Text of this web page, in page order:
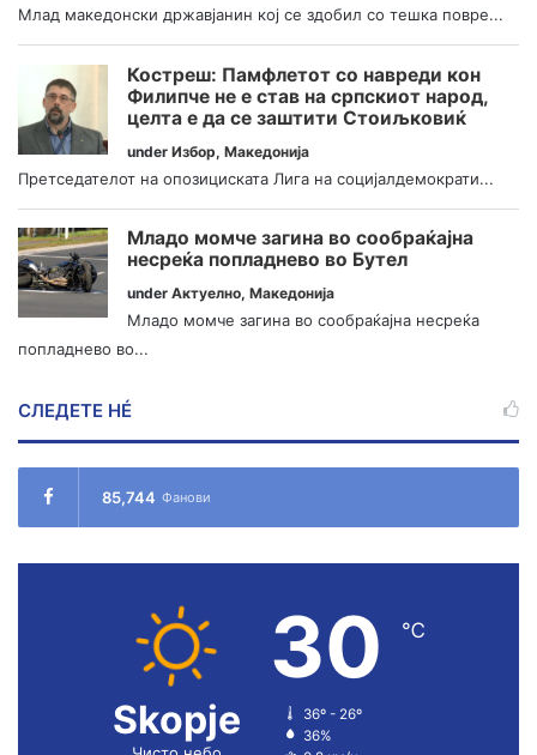
Млад македонски државјанин кој се здобил со тешка повре...
Костреш: Памфлетот со навреди кон
Филипче не е став на српскиот народ,
целта е да се заштити Стоиљковиќ
under Избор, Македонија
Претседателот на опозициската Лига на социјалдемократи...
Младо момче загина во сообраќајна
несреќа попладнево во Бутел
under Актуелно, Македонија
Младо момче загина во сообраќајна несреќа
попладнево во...
СЛЕДЕТЕ НÉ
85,744 Фанови
Skopje
30 ℃
36º - 26º
36%